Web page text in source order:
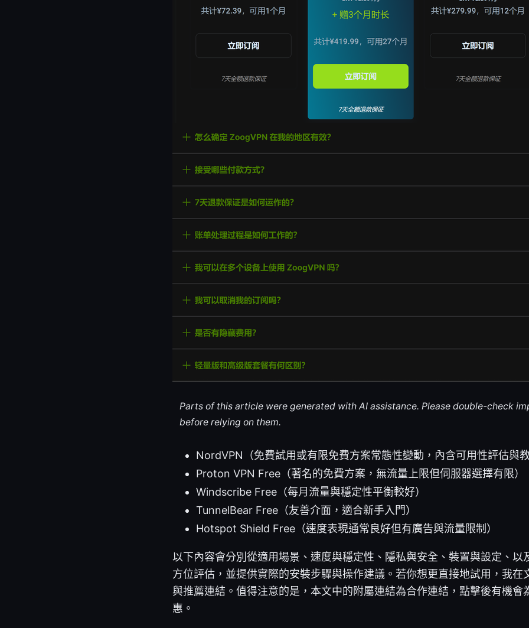
Parts of this article were generated with AI assistance. Please double-check
before relying on them.
NordVPN（免費試用或有限免費方案常態性變動，內含可用性評估與教
Proton VPN Free（著名的免費方案，無流量上限但伺服器選擇有限）
Windscribe Free（每月流量與穩定性平衡較好）
TunnelBear Free（友善介面，適合新手入門）
Hotspot Shield Free（速度表現通常良好但有廣告與流量限制）
以下內容會分別從適用場景、速度與穩定性、隱私與安全、裝置與設定、以
方位評估，並提供實際的安裝步驟與操作建議。若你想更直接地試用，我在
與推薦連結。值得注意的是，本文中的附屬連結為合作連結，點擊後有機會
惠。